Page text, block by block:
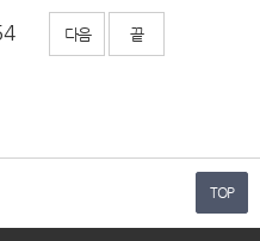
다음 끝
TOP